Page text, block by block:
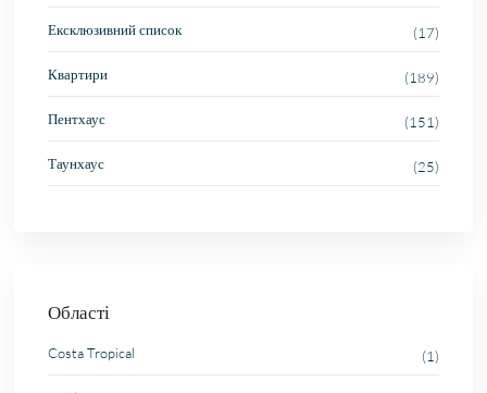
Ексклюзивний список (17)
Квартири (189)
Пентхаус (151)
Таунхаус (25)
Області
Costa Tropical (1)